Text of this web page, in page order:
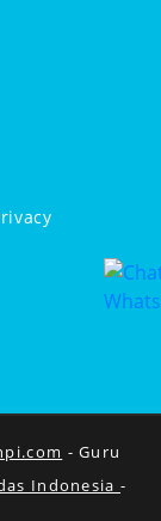
- Guru
Indonesia -